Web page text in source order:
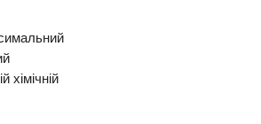
хімічній